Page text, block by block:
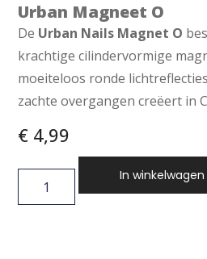
Urban Magneet O
De Urban Nails Magnet O
krachtige cilindervormige
moeiteloos ronde
zachte overgangen creëert in
€ 4,99
In winkelwagen